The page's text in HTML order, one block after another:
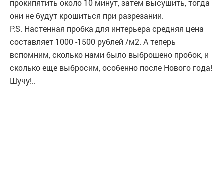
прокипятить около 10 минут, затем высушить, тогда
они не будут крошиться при разрезании.
P.S. Настенная пробка для интерьера средняя цена
составляет 1000 -1500 рублей /м2. А теперь
вспомним, сколько нами было выброшено пробок, и
сколько еще выбросим, особенно после Нового года!
Шучу!..